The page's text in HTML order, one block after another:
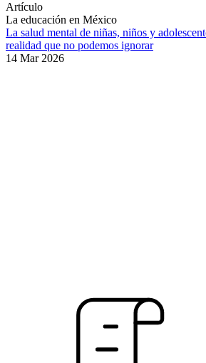
Artículo
La educación en México
La salud mental de niñas, niños y
realidad que no podemos ignorar
14 Mar 2026